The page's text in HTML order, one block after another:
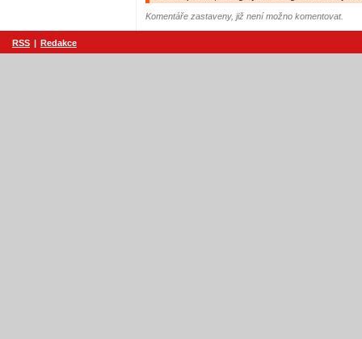
Komentáře zastaveny, již není možno komentovat.
RSS | Redakce